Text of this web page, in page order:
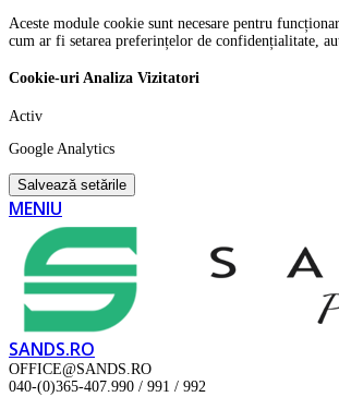
Aceste module cookie sunt necesare pentru
cum ar fi setarea preferințelor de confidențialitate,
Cookie-uri Analiza Vizitatori
Activ
Google Analytics
Salvează setările
MENIU
SANDS.RO
OFFICE@SANDS.RO
040-(0)365-407.990 / 991 / 992